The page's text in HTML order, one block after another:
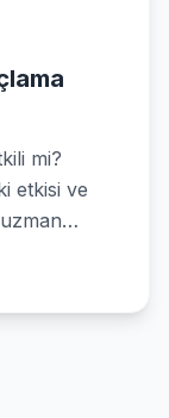
mi?
etkisi ve